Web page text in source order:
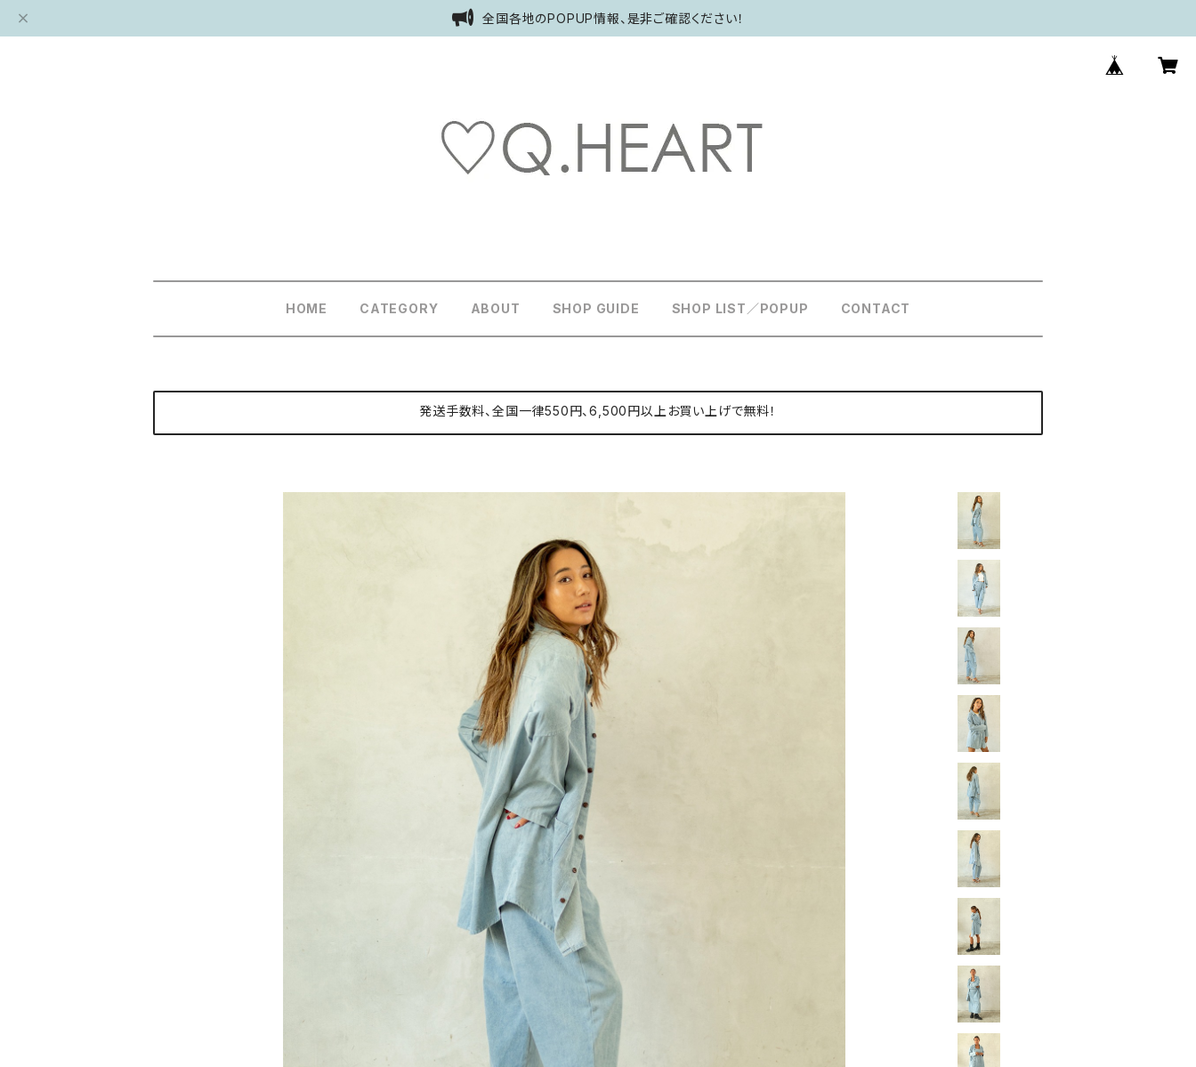
全国各地のPOPUP情報、是非ご確認ください！
HOME CATEGORY ABOUT SHOP GUIDE SHOP LIST／POPUP CONTACT
発送手数料、全国一律550円、6,500円以上お買い上げで無料！